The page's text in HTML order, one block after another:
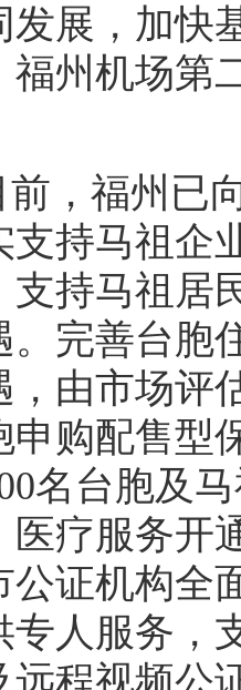
发展，加快
福州机场第
前，福州已
支持马祖企
支持马祖居
。完善台胞
，由市场评
申购配售型
名台胞及
医疗服务开
公证机构全
专人服务，
远程视频公